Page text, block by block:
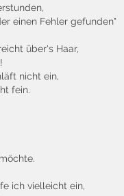
einen Fehler gefunden"
über's Haar,
nicht ein,
fein.
ich vielleicht ein,